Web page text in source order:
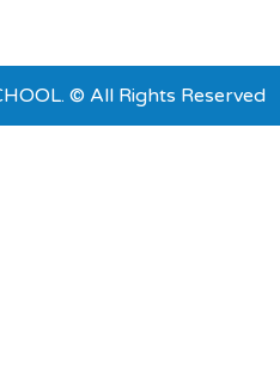
© All Rights Reserved